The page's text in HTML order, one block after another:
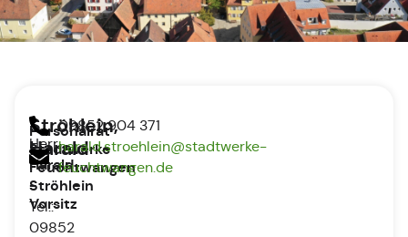
Ströhlein,
Harald
Personalrat
Stadtwerke
Feuchtwangen
-
Vorsitz
Herr
Harald
Ströhlein
Tel.:
09852
09852 904 371
harald.stroehlein@stadtwerke-
feuchtwangen.de